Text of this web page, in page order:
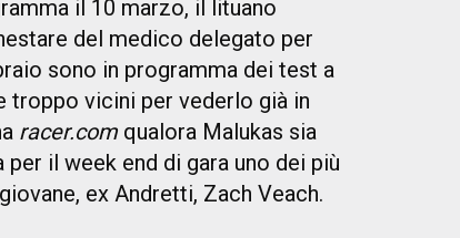
il 10 marzo, il lituano
del medico delegato per
sono in programma dei test a
troppo vicini per vederlo già in
racer.com qualora Malukas sia
il week end di gara uno dei più
ex Andretti, Zach Veach.